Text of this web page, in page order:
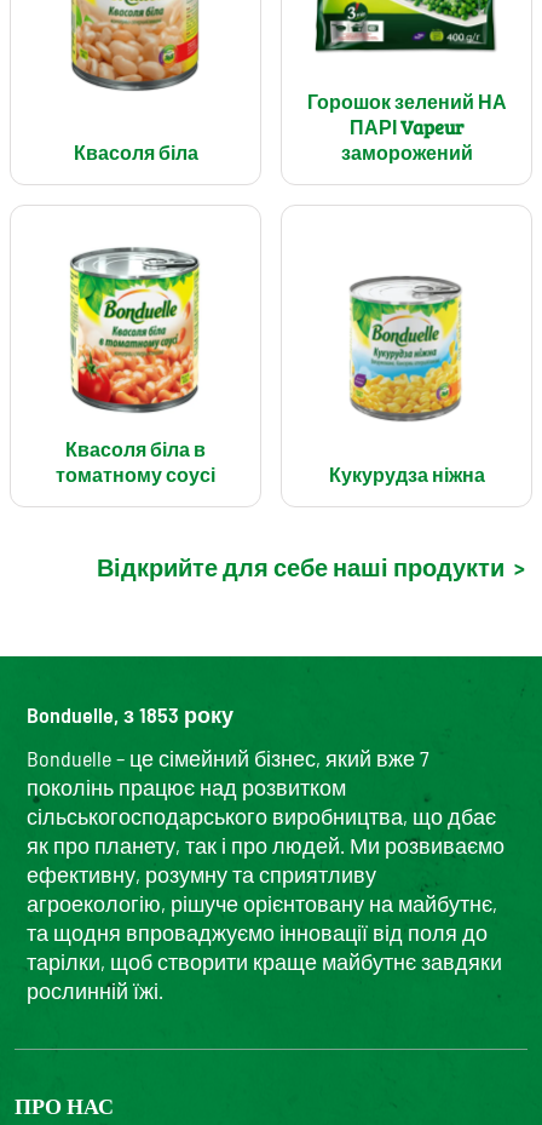
Квасоля біла
Горошок зелений НА
ПАРІ Vapeur
заморожений
Квасоля біла в
томатному соусі
Кукурудза ніжна
Відкрийте для себе наші продукти >
Bonduelle, з 1853 року
Bonduelle – це сімейний бізнес, який вже 7
поколінь працює над розвитком
сільськогосподарського виробництва, що дбає
як про планету, так і про людей. Ми розвиваємо
ефективну, розумну та сприятливу
агроекологію, рішуче орієнтовану на майбутнє,
та щодня впроваджуємо інновації від поля до
тарілки, щоб створити краще майбутнє завдяки
рослинній їжі.
ПРО НАС